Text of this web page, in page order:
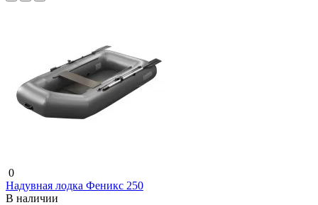
0
Надувная лодка Феникс 250
В наличии